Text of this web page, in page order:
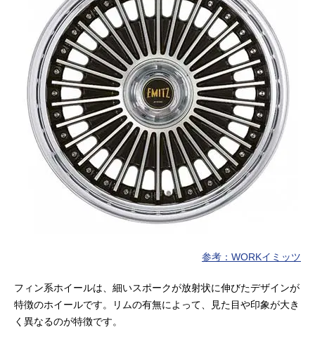
参考：WORKイミッツ
フィン系ホイールは、細いスポークが放射状に伸びたデザインが
特徴のホイールです。リムの有無によって、見た目や印象が大き
く異なるのが特徴です。